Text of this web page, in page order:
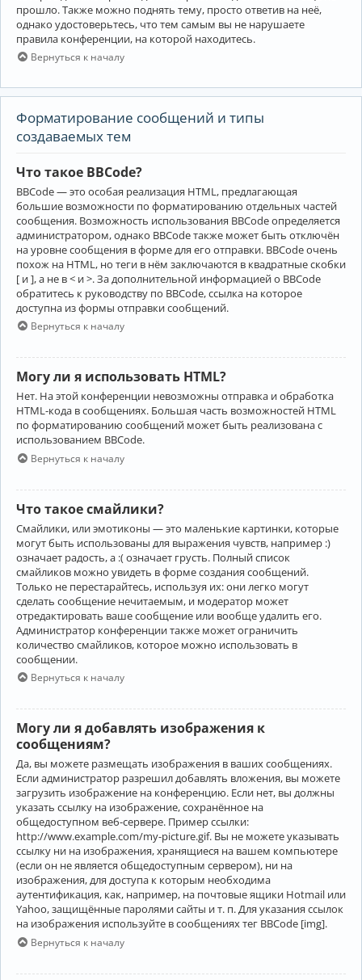
прошло. Также можно поднять тему, просто ответив на неё,
однако удостоверьтесь, что тем самым вы не нарушаете
правила конференции, на которой находитесь.
Вернуться к началу
Форматирование сообщений и типы
создаваемых тем
Что такое BBCode?
BBCode — это особая реализация HTML, предлагающая
большие возможности по форматированию отдельных частей
сообщения. Возможность использования BBCode определяется
администратором, однако BBCode также может быть отключён
на уровне сообщения в форме для его отправки. BBCode очень
похож на HTML, но теги в нём заключаются в квадратные скобки
[ и ], а не в < и >. За дополнительной информацией о BBCode
обратитесь к руководству по BBCode, ссылка на которое
доступна из формы отправки сообщений.
Вернуться к началу
Могу ли я использовать HTML?
Нет. На этой конференции невозможны отправка и обработка
HTML-кода в сообщениях. Большая часть возможностей HTML
по форматированию сообщений может быть реализована с
использованием BBCode.
Вернуться к началу
Что такое смайлики?
Смайлики, или эмотиконы — это маленькие картинки, которые
могут быть использованы для выражения чувств, например :)
означает радость, а :( означает грусть. Полный список
смайликов можно увидеть в форме создания сообщений.
Только не перестарайтесь, используя их: они легко могут
сделать сообщение нечитаемым, и модератор может
отредактировать ваше сообщение или вообще удалить его.
Администратор конференции также может ограничить
количество смайликов, которое можно использовать в
сообщении.
Вернуться к началу
Могу ли я добавлять изображения к
сообщениям?
Да, вы можете размещать изображения в ваших сообщениях.
Если администратор разрешил добавлять вложения, вы можете
загрузить изображение на конференцию. Если нет, вы должны
указать ссылку на изображение, сохранённое на
общедоступном веб-сервере. Пример ссылки:
http://www.example.com/my-picture.gif. Вы не можете указывать
ссылку ни на изображения, хранящиеся на вашем компьютере
(если он не является общедоступным сервером), ни на
изображения, для доступа к которым необходима
аутентификация, как, например, на почтовые ящики Hotmail или
Yahoo, защищённые паролями сайты и т. п. Для указания ссылок
на изображения используйте в сообщениях тег BBCode [img].
Вернуться к началу